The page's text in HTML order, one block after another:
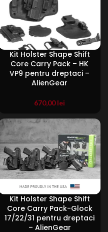
Kit Holster Shape Shift
Core Carry Pack – HK
VP9 pentru dreptaci –
AlienGear
670,00lei
Kit Holster Shape Shift
Core Carry Pack-Glock
17/22/31 pentru dreptaci
– AlienGear